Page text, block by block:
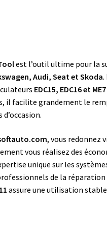
est l’outil ultime pour la
Audi, Seat et Skoda.
EDC15, EDC16 et ME7
il facilite grandement le
, vous redonnez
vous réalisez des
unique sur les
de la
assure une utilisation